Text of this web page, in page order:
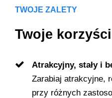
TWOJE ZALETY
Twoje
Atrakcyjny, stały i
Zarabiaj atrakcyjne,
przy różnych